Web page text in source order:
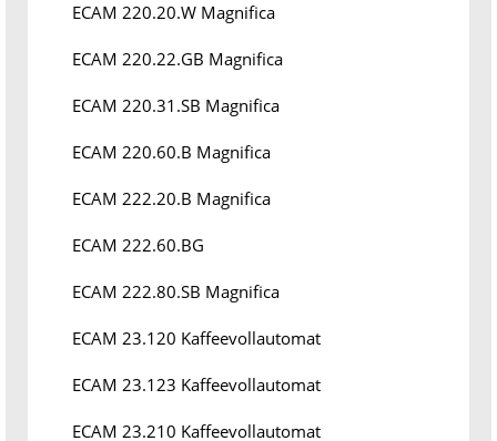
ECAM 220.20.W Magnifica
ECAM 220.22.GB Magnifica
ECAM 220.31.SB Magnifica
ECAM 220.60.B Magnifica
ECAM 222.20.B Magnifica
ECAM 222.60.BG
ECAM 222.80.SB Magnifica
ECAM 23.120 Kaffeevollautomat
ECAM 23.123 Kaffeevollautomat
ECAM 23.210 Kaffeevollautomat